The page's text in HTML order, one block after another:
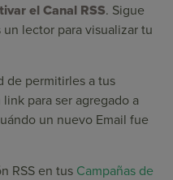
el Canal RSS. Sigue
lector para visualizar tu
de permitirles a tus
para ser agregado a
un nuevo Email fue
RSS en tus Campañas de